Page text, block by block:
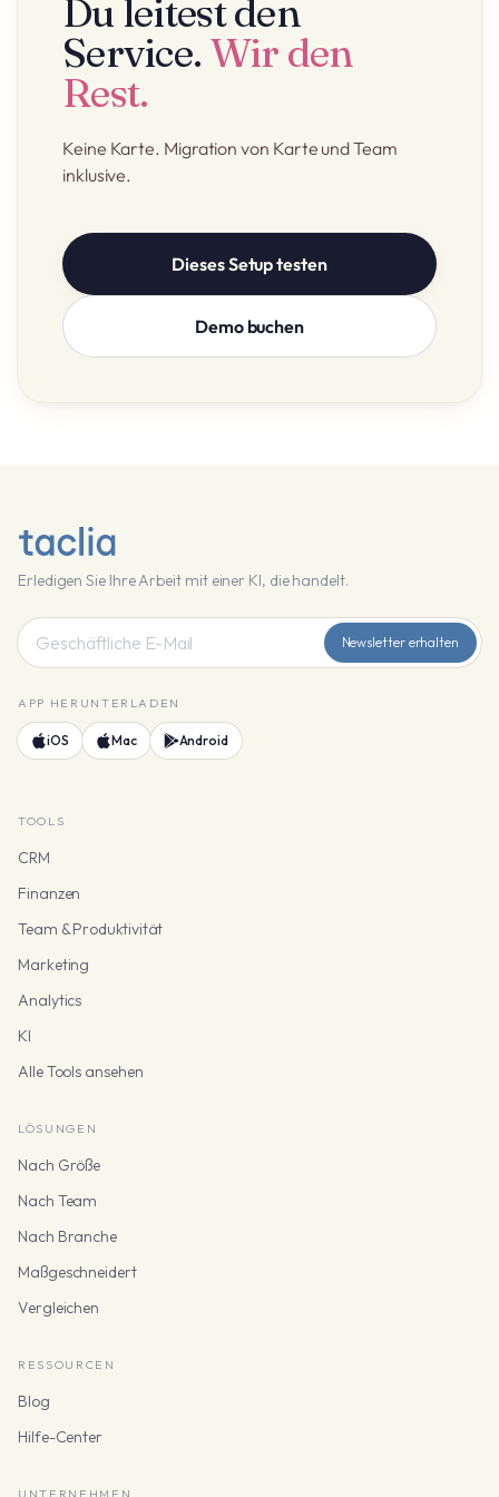
Du leitest den
Service. Wir den
Rest.
Keine Karte. Migration von Karte und Team
inklusive.
Dieses Setup testen
Demo buchen
Erledigen Sie Ihre Arbeit mit einer KI, die handelt.
Newsletter erhalten
APP HERUNTERLADEN
iOS Mac Android
TOOLS
CRM
Finanzen
Team & Produktivität
Marketing
Analytics
KI
Alle Tools ansehen
LÖSUNGEN
Nach Größe
Nach Team
Nach Branche
Maßgeschneidert
Vergleichen
RESSOURCEN
Blog
Hilfe-Center
UNTERNEHMEN